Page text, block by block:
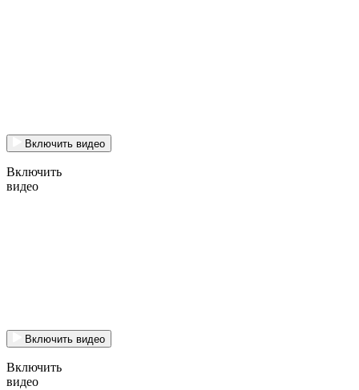
Включить видео
Включить
видео
Включить видео
Включить
видео